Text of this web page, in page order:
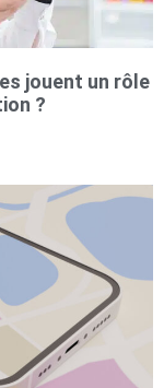
jouent un rôle
?